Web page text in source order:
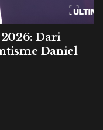
2026: Dari
Daniel